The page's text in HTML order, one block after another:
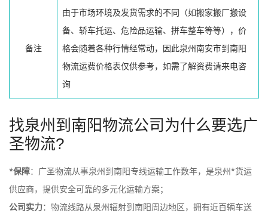
备注
由于市场环境及发货需求的不同（如搬家搬厂搬设
备、轿车托运、危险品运输、拼车整车等等），价
格会随着各种行情经常动，因此泉州南安市到南阳
物流运费价格表仅供参考，如需了解资费请来电咨
询
找泉州到南阳物流公司为什么要选广
圣物流?
*保障：广圣物流从事泉州到南阳专线运输工作数年，是泉州*货运
供应商，提供安全可靠的多元化运输方案；
公司实力：物流线路从泉州辐射到南阳周边地区，拥有近百辆车送